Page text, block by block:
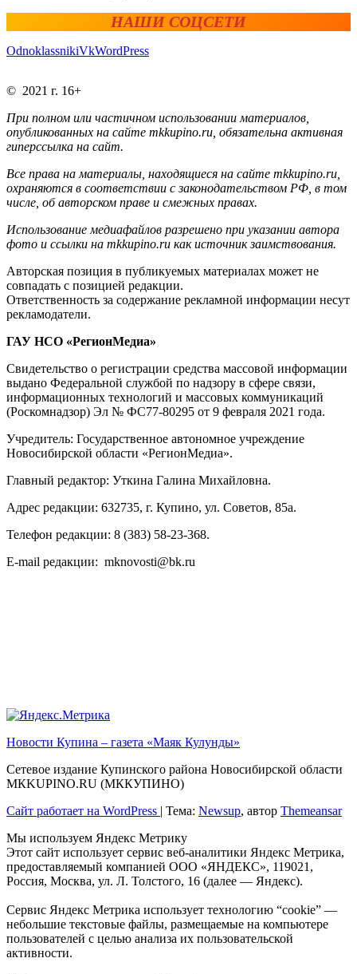
НАШИ СОЦСЕТИ
OdnoklassnikiVkWordPress
© 2021 г. 16+
При полном или частичном использовании материалов,
опубликованных на сайте mkkupino.ru, обязательна активная
гиперссылка на сайт.
Все права на материалы, находящиеся на сайте mkkupino.ru,
охраняются в соответствии с законодательством РФ, в том
числе, об авторском праве и смежных правах.
Использование медиафайлов разрешено при указании автора
фото и ссылки на mkkupino.ru как источник заимствования.
Авторская позиция в публикуемых материалах может не
совпадать с позицией редакции.
Ответственность за содержание рекламной информации несут
рекламодатели.
ГАУ НСО «РегионМедиа»
Свидетельство о регистрации средства массовой информации
выдано Федеральной службой по надзору в сфере связи,
информационных технологий и массовых коммуникаций
(Роскомнадзор) Эл № ФС77-80295 от 9 февраля 2021 года.
Учредитель: Государственное автономное учреждение
Новосибирской области «РегионМедиа».
Главный редактор: Уткина Галина Михайловна.
Адрес редакции: 632735, г. Купино, ул. Советов, 85а.
Телефон редакции: 8 (383) 58-23-368.
E-mail редакции: mknovosti@bk.ru
Новости Купина – газета «Маяк Кулунды»
Сетевое издание Купинского района Новосибирской области
МКKUPINO.RU (МККУПИНО)
Сайт работает на WordPress
Тема: Newsup, автор Themeansar
Мы используем Яндекс Метрику
Этот сайт использует сервис веб-аналитики Яндекс Метрика,
предоставляемый компанией ООО «ЯНДЕКС», 119021,
Россия, Москва, ул. Л. Толстого, 16 (далее — Яндекс).
Сервис Яндекс Метрика использует технологию “cookie” —
небольшие текстовые файлы, размещаемые на компьютере
пользователей с целью анализа их пользовательской
активности.